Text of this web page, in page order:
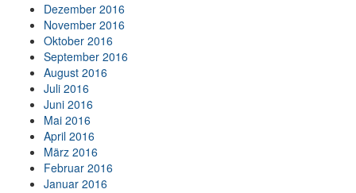
Dezember 2016
November 2016
Oktober 2016
September 2016
August 2016
Juli 2016
Juni 2016
Mai 2016
April 2016
März 2016
Februar 2016
Januar 2016